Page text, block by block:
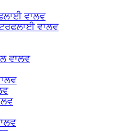
ਵਾਲਵ
ਵਾਲਵ
ਵਾਲਵ